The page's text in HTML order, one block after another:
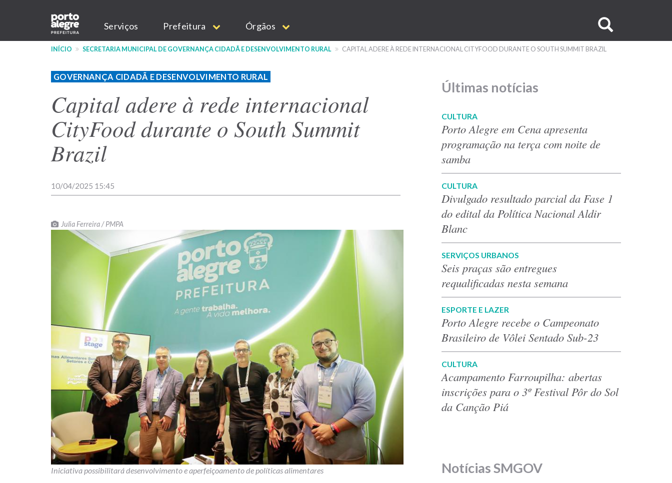
conteúdo
Main
navigation
Serviços Prefeitura Órgãos
no
INÍCIO SECRETARIA MUNICIPAL DE GOVERNANÇA CIDADÃ E DESENVOLVIMENTO RURAL CAPITAL ADERE À REDE INTERNACIONAL CITYFOOD DURANTE O SOUTH SUMMIT BRAZIL
GOVERNANÇA CIDADÃ E DESENVOLVIMENTO RURAL
Capital adere à rede internacional
CityFood durante o South Summit
Brazil
10/04/2025 15:45
Julia Ferreira / PMPA
Iniciativa possibilitará desenvolvimento e aperfeiçoamento de políticas alimentares
Últimas notícias
CULTURA
Porto Alegre em Cena apresenta
programação na terça com noite de
samba
CULTURA
Divulgado resultado parcial da Fase 1
do edital da Política Nacional Aldir
Blanc
SERVIÇOS URBANOS
Seis praças são entregues
requalificadas nesta semana
ESPORTE E LAZER
Porto Alegre recebe o Campeonato
Brasileiro de Vôlei Sentado Sub-23
CULTURA
Acampamento Farroupilha: abertas
inscrições para o 3º Festival Pôr do Sol
da Canção Piá
Notícias SMGOV